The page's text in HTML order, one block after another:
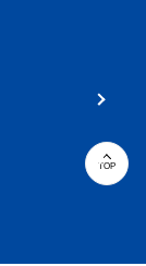
TOP